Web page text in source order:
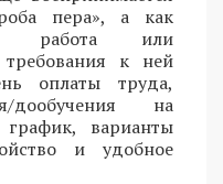
пера», а как
работа или
к ней
оплаты труда,
дообучения на
варианты
и удобное